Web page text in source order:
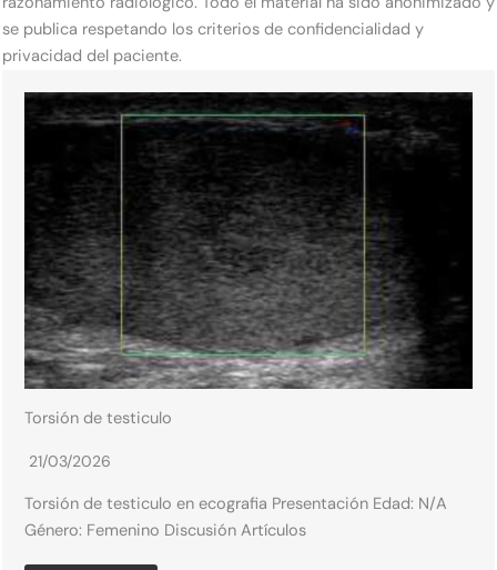
se publica respetando los criterios de confidencialidad y
privacidad del paciente.
Torsión de testiculo
21/03/2026
Torsión de testiculo en ecografia Presentación Edad: N/A​
Género: Femenino​ Discusión Artículos